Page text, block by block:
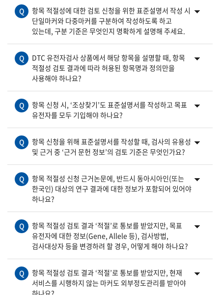
Q
항목 적절성에 대한 검토 신청을 위한 표준설명서 작성 시
단일마커와 다중마커를 구분하여 작성하도록 하고
있는데, 구분 기준은 무엇인지 명확하게 설명해 주세요.
Q
DTC 유전자검사 상품에서 해당 항목을 설명할 때, 항목
적절성 검토 결과에 따라 허용된 항목명과 정의만을
사용해야 하나요?
Q
항목 신청 시, ‘조상찾기’도 표준설명서를 작성하고 목표
유전자를 모두 기입해야 하나요?
Q
항목 신청을 위해 표준설명서를 작성할 때, 검사의 유용성
및 근거 중 ‘근거 문헌 정보’의 검토 기준은 무엇인가요?
Q
항목 적절성 신청 근거논문에, 반드시 동아시아인(또는
한국인) 대상의 연구 결과에 대한 정보가 포함되어 있어야
하나요?
Q
항목 적절성 검토 결과 ‘적절’로 통보를 받았지만, 목표
유전자에 대한 정보(Gene, Allele 등), 검사방법,
검사대상자 등을 변경하려 할 경우, 어떻게 해야 하나요?
Q
항목 적절성 검토 결과 ‘적절’로 통보를 받았지만, 현재
서비스를 시행하지 않는 마커도 외부정도관리를 받아야
하나요?